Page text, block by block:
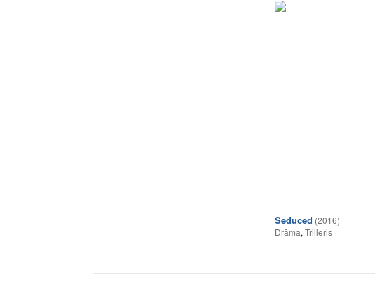
Seduced (2016)
Drāma, Trilleris